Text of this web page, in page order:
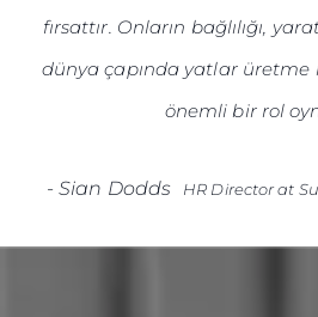
fırsattır. Onların bağlılığı,
dünya çapında yatlar
önemli bir rol
-Sian Dodds HR Director at